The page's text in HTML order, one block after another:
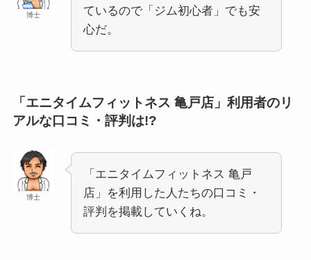
博士
ているので「ジム初心者」でも安
心だ。
「エニタイムフィットネス 亀戸店」利用者のリ
アルな口コミ・評判は!?
博士
「エニタイムフィットネス 亀戸
店」を利用した人たちの口コミ・
評判を掲載していくね。